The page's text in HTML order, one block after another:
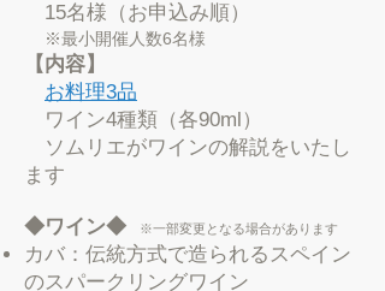
15名様（お申込み順）
※最小開催人数6名様
【内容】
お料理3品
ワイン4種類（各90ml）
ソムリエがワインの解説をいたし
ます
◆ワイン◆ ※⼀部変更となる場合があります
カバ：伝統方式で造られるスペイン
のスパークリングワイン